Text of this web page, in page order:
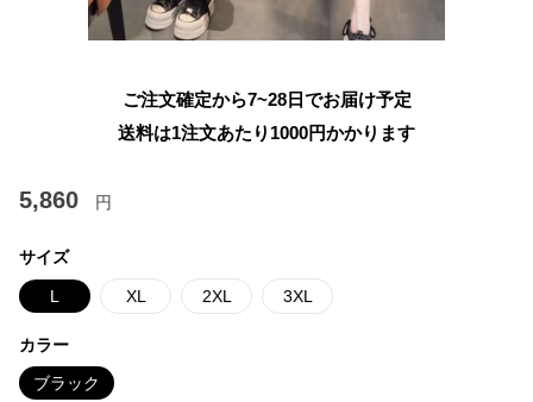
ご注文確定から7~28日でお届け予定
送料は1注文あたり 1000円かかります
5,860 円
サイズ
L XL 2XL 3XL
カラー
ブラック